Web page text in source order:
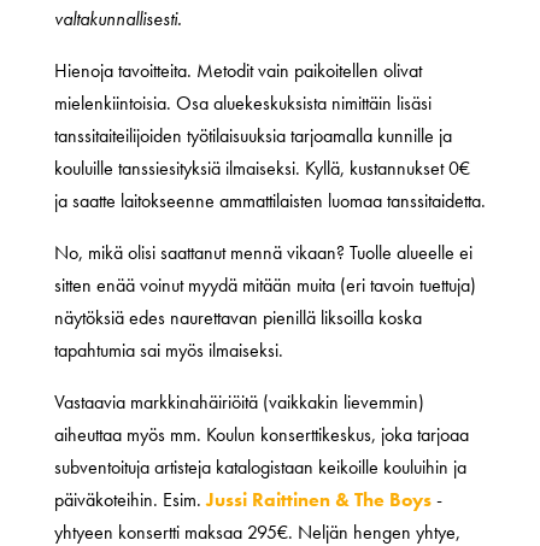
valtakunnallisesti.
Hienoja tavoitteita. Metodit vain paikoitellen olivat
mielenkiintoisia. Osa aluekeskuksista nimittäin lisäsi
tanssitaiteilijoiden työtilaisuuksia tarjoamalla kunnille ja
kouluille tanssiesityksiä ilmaiseksi. Kyllä, kustannukset 0€
ja saatte laitokseenne ammattilaisten luomaa tanssitaidetta.
No, mikä olisi saattanut mennä vikaan? Tuolle alueelle ei
sitten enää voinut myydä mitään muita (eri tavoin tuettuja)
näytöksiä edes naurettavan pienillä liksoilla koska
tapahtumia sai myös ilmaiseksi.
Vastaavia markkinahäiriöitä (vaikkakin lievemmin)
aiheuttaa myös mm. Koulun konserttikeskus, joka tarjoaa
subventoituja artisteja katalogistaan keikoille kouluihin ja
päiväkoteihin. Esim.Jussi Raittinen & The Boys-
yhtyeen konsertti maksaa 295€. Neljän hengen yhtye,